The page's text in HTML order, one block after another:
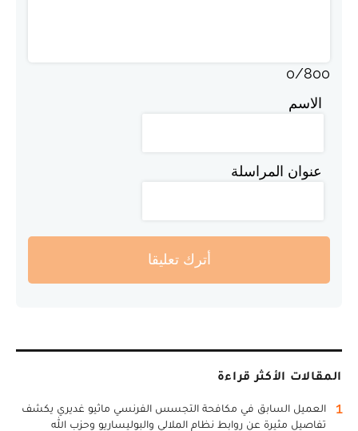
0/800
الاسم
عنوان المراسلة
أترك تعليقا
المقالات الأكثر قراءة
1
العميل السابق في مكافحة التجسس الفرنسي ماثيو غديري يكشف
تفاصيل مثيرة عن روابط نظام الملالي والبوليساريو وحزب الله